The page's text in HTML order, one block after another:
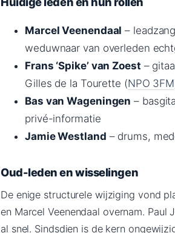
Marcel Veenendaal –
weduwnaar van overleden
Frans ‘Spike’ van Zoest –
Gilles de la Tourette (NPO 3FM
Bas van Wageningen –
privé-informatie
Jamie Westland – drums,
Oud-leden en wisselingen
De enige structurele wijziging vond
en Marcel Veenendaal overnam.
al snel. Sindsdien is de kern